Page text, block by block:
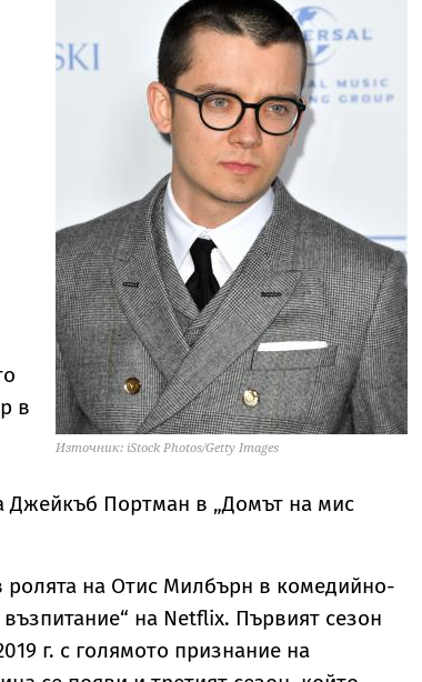
Източник: iStock Photos/Getty Images
в
Джейкъб Портман в „Домът на мис
ролята на Отис Милбърн в комедийно-
на Netflix. Първият сезон
г. с голямото признание на